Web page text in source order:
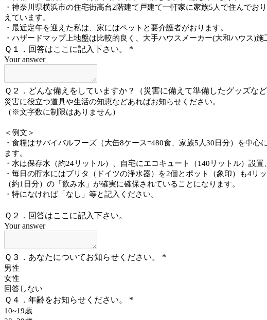
・神奈川県横浜市の住宅街高台2階建て戸建て一軒家に家族5人で住んで
えています。
・最近定年を迎えた私は、家にはペットと要介護者がおります。
・ハザードマップ上地盤は比較的良く、大手ハウスメーカー(大和ハウス)
Ｑ１．回答はここに記入下さい。
*
Your answer
Ｑ２．どんな備えをしていますか？（災害に備えて準備したグッズなど
災害に役立つ道具や生活の知恵などあればお知らせください。
（※文字数に制限はありません）
＜例文＞
・食糧はサバイバルフーズ（大缶8ケース=480食、家族5人30日分）を中
ます。
・水は保存水（約24リットル）、自宅にエコキュート（140リットル）設
・毎日の貯水にはブリタ（ドイツの浄水器）を2個とポット（象印）も4
（約1日分）の「飲み水」が確実に確保されていることになります。
・特になければ「なし」等と記入ください。
Ｑ２．回答はここに記入下さい。
Your answer
Ｑ３．あなたについてお知らせください。 *
男性
女性
回答しない
Ｑ４．年齢をお知らせください。 *
10~19歳